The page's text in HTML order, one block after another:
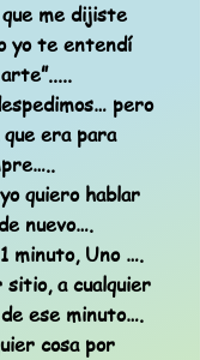
me dijiste
yo te entendí
pero
era para
quiero hablar
nuevo….
minuto, Uno ….
a cualquier
ese minuto….
cosa por